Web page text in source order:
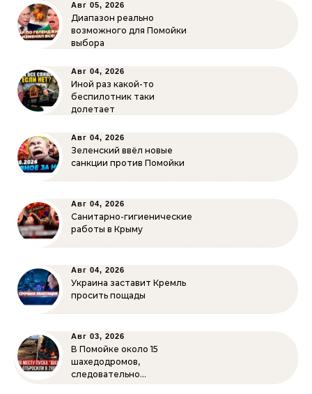
Авг 05, 2026
Диапазон реально
возможного для Помойки
выбора
Авг 04, 2026
Иной раз какой-то
беспилотник таки
долетает
Авг 04, 2026
Зеленский ввёл новые
санкции против Помойки
Авг 04, 2026
Санитарно-гигиенические
работы в Крыму
Авг 04, 2026
Украина заставит Кремль
просить пощады
Авг 03, 2026
В Помойке около 15
шахедодромов,
следовательно…